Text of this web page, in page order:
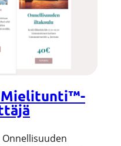
Mielitunti™-